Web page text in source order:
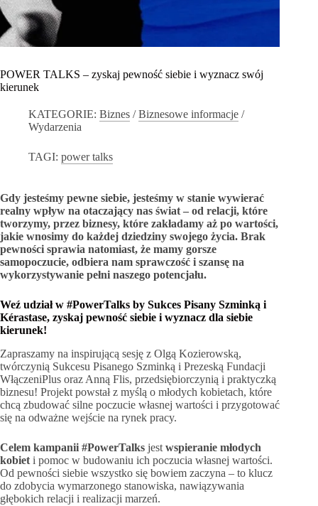
POWER TALKS – zyskaj pewność siebie i wyznacz swój
kierunek
KATEGORIE: Biznes /Biznesowe informacje /
Wydarzenia
TAGI: power talks
Gdy jesteśmy pewne siebie, jesteśmy w stanie wywierać
realny wpływ na otaczający nas świat – od relacji, które
tworzymy, przez biznesy, które zakładamy aż po wartości,
jakie wnosimy do każdej dziedziny swojego życia. Brak
pewności sprawia natomiast, że mamy gorsze
samopoczucie, odbiera nam sprawczość i szansę na
wykorzystywanie pełni naszego potencjału.
Weź udział w #PowerTalks by Sukces Pisany Szminką i
Kérastase, zyskaj pewność siebie i wyznacz dla siebie
kierunek!
Zapraszamy na inspirującą sesję z Olgą Kozierowską,
twórczynią Sukcesu Pisanego Szminką i Prezeską Fundacji
WłączeniPlus oraz Anną Flis, przedsiębiorczynią i praktyczką
biznesu! Projekt powstał z myślą o młodych kobietach, które
chcą zbudować silne poczucie własnej wartości i przygotować
się na odważne wejście na rynek pracy.
Celem kampanii #PowerTalks jest wspieranie młodych
kobiet i pomoc w budowaniu ich poczucia własnej wartości.
Od pewności siebie wszystko się bowiem zaczyna – to klucz
do zdobycia wymarzonego stanowiska, nawiązywania
głębokich relacji i realizacji marzeń.